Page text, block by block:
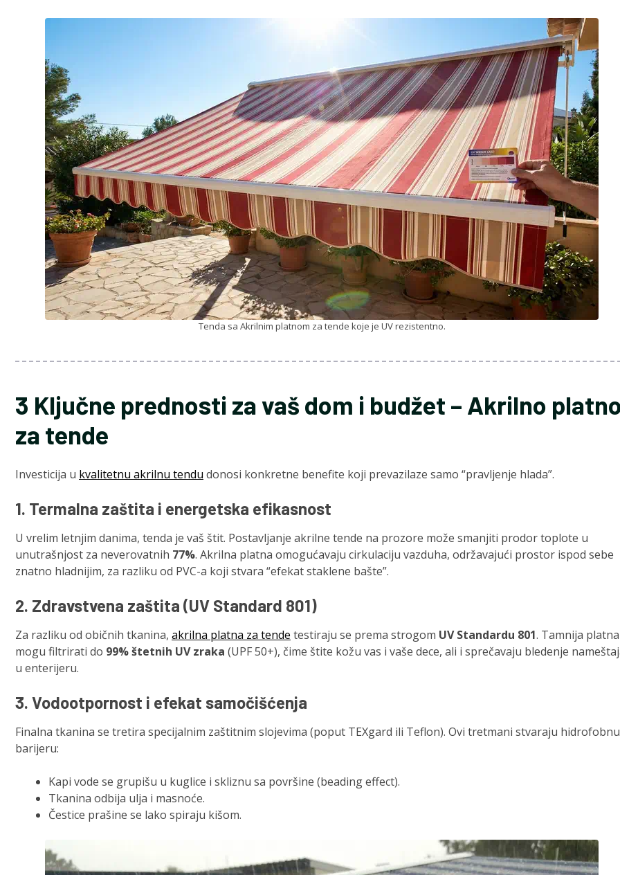
Tenda sa Akrilnim platnom za tende koje je UV rezistentno.
3 Ključne prednosti za vaš dom i budžet – Akrilno
za tende
Investicija u kvalitetnu akrilnu tendu donosi konkretne benefite koji prevazilaze samo “pravljenje hlada”.
1. Termalna zaštita i energetska efikasnost
U vrelim letnjim danima, tenda je vaš štit. Postavljanje akrilne tende na prozore može smanjiti prodor toplote u
unutrašnjost za neverovatnih 77%. Akrilna platna omogućavaju cirkulaciju vazduha, održavajući prostor ispod sebe
znatno hladnijim, za razliku od PVC-a koji stvara “efekat staklene bašte”.
2. Zdravstvena zaštita (UV Standard 801)
Za razliku od običnih tkanina, akrilna platna za tende testiraju se prema strogom UV Standardu 801. Tamnija platna
mogu filtrirati do 99% štetnih UV zraka (UPF 50+), čime štite kožu vas i vaše dece, ali i sprečavaju bledenje
u enterijeru.
3. Vodootpornost i efekat samočišćenja
Finalna tkanina se tretira specijalnim zaštitnim slojevima (poput TEXgard ili Teflon). Ovi tretmani stvaraju hidrofobnu
barijeru:
Kapi vode se grupišu u kuglice i skliznu sa površine (beading effect).
Tkanina odbija ulja i masnoće.
Čestice prašine se lako spiraju kišom.